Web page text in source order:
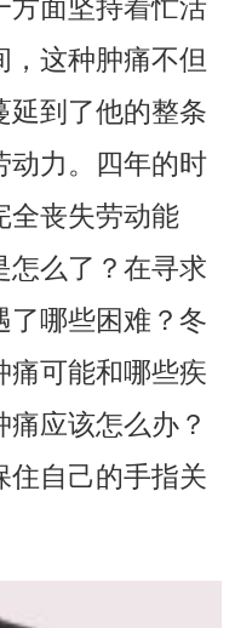
方面坚持着忙活
，这种肿痛不但
延到了他的整条
动力。四年的时
全丧失劳动能
怎么了？在寻求
了哪些困难？冬
痛可能和哪些疾
应该怎么办？
住自己的手指关